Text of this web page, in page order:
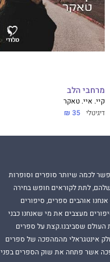
מרחבי הלב
קיי. איי. טאקר
דיגיטלי 35 ₪
לכמה שיותר סופרים וסופרות
לתת לקוראים חופש בחירה
אוהבים ספרים, סיפורים
מעצבים את מי שאנחנו כבני
העולם שסביבנו.קצת על ספרים
חלק אינטגראלי מהמהפכה של ספרים
אשר פתחה את שוק הספרים בפני